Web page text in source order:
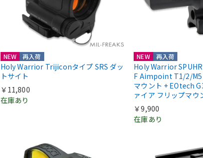
NEW 再入荷
Holy Warrior Trijiconタイプ SRS ダッ
トサイト
￥11,800
在庫あり
NEW 再入荷
Holy Warrior
F Aimpoint T1/2/M5
マウント + EOtech
ァイア フリップマウ
￥9,900
在庫あり